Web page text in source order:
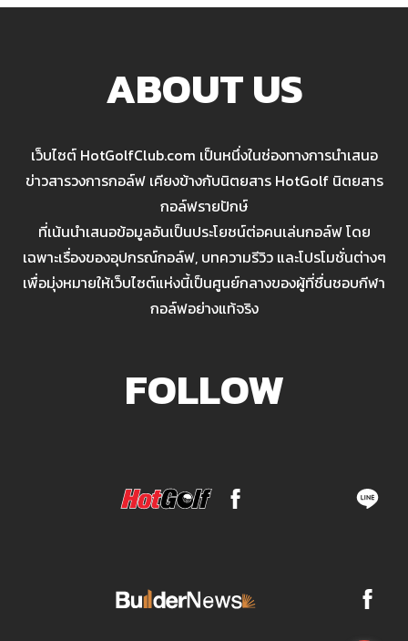
ABOUT US
เว็บไซต์ HotGolfClub.com เป็นหนึ่งในช่องทางการนำเสนอ
ข่าวสารวงการกอล์ฟ เคียงข้างกับนิตยสาร HotGolf นิตยสาร
กอล์ฟรายปักษ์
ที่เน้นนำเสนอข้อมูลอันเป็นประโยชน์ต่อคนเล่นกอล์ฟ โดย
เฉพาะเรื่องของอุปกรณ์กอล์ฟ, บทความรีวิว และโปรโมชั่นต่างๆ
เพื่อมุ่งหมายให้เว็บไซต์แห่งนี้เป็นศูนย์กลางของผู้ที่ชื่นชอบกีฬา
กอล์ฟอย่างแท้จริง
FOLLOW